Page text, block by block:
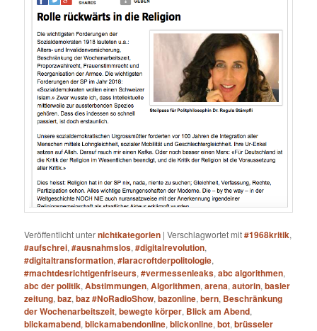
Veröffentlicht unternichtkategorien |Verschlagwortet mit#1968kritik,
#aufschrei,#ausnahmslos,#digitalrevolution,
#digitaltransformation,#laracroftderpolitologie,
#machtdesrichtigenfriseurs,#vermessenleaks,abc algorithmen,
abc der politik,Abstimmungen,Algorithmen,arena,autorin,basler
zeitung,baz,baz #NoRadioShow,bazonline,bern, Beschränkung
der Wochenarbeitszeit,bewegte körper, Blick am Abend,
blickamabend,blickamabendonline,blickonline,bot,brüsseler